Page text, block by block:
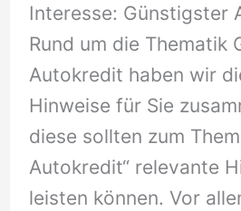
vor?
Interesse: Günstigster
Rund um die Thematik
Autokredit haben wir
Hinweise für Sie
diese sollten zum
Autokredit“ relevante
leisten können. Vor